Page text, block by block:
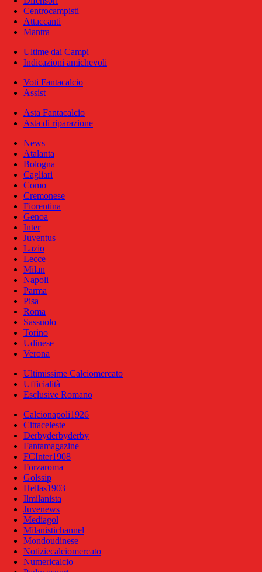
Centrocampisti
Attaccanti
Mantra
Ultime dai Campi
Indicazioni amichevoli
Voti Fantacalcio
Assist
Asta Fantacalcio
Asta di riparazione
News
Atalanta
Bologna
Cagliari
Como
Cremonese
Fiorentina
Genoa
Inter
Juventus
Lazio
Lecce
Milan
Napoli
Parma
Pisa
Roma
Sassuolo
Torino
Udinese
Verona
Ultimissime Calciomercato
Ufficialità
Esclusive Romano
Calcionapoli1926
Cittaceleste
Derbyderbyderby
Fantamagazine
FCInter1908
Forzaroma
Golssip
Hellas1903
Ilmilanista
Juvenews
Mediagol
Milanistichannel
Mondoudinese
Notiziecalciomercato
Numericalcio